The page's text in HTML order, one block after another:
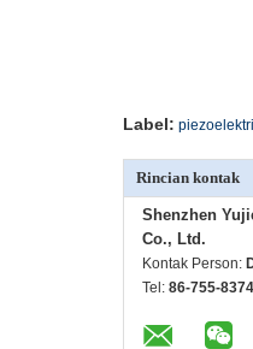
Label:
Rincian kontak
Shenzhen
Co., Ltd.
Kontak Person:
Tel: 86-755-